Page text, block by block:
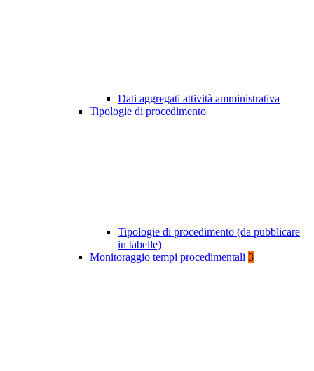
Dati aggregati attività amministrativa
Tipologie di procedimento
Tipologie di procedimento (da pubblicare
in tabelle)
Monitoraggio tempi procedimentali 3